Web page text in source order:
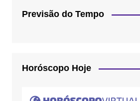
Previsão do Tempo
Horóscopo Hoje